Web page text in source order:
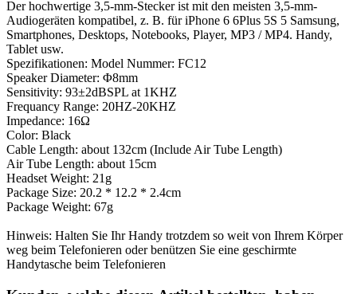
Der hochwertige 3,5-mm-Stecker ist mit den meisten 3,5-mm-
Audiogeräten kompatibel, z. B. für iPhone 6 6Plus 5S 5 Samsung,
Smartphones, Desktops, Notebooks, Player, MP3 / MP4. Handy,
Tablet usw.
Spezifikationen: Model Nummer: FC12
Speaker Diameter: Φ8mm
Sensitivity: 93±2dBSPL at 1KHZ
Frequancy Range: 20HZ-20KHZ
Impedance: 16Ω
Color: Black
Cable Length: about 132cm (Include Air Tube Length)
Air Tube Length: about 15cm
Headset Weight: 21g
Package Size: 20.2 * 12.2 * 2.4cm
Package Weight: 67g
Hinweis: Halten Sie Ihr Handy trotzdem so weit von Ihrem Körper
weg beim Telefonieren oder benützen Sie eine geschirmte
Handytasche beim Telefonieren